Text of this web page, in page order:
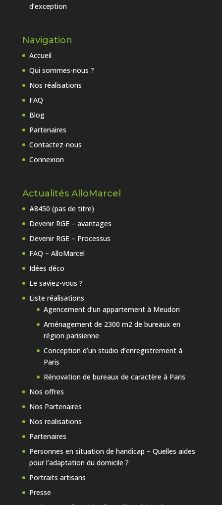
d’exception
Navigation
Accueil
Qui sommes-nous ?
Nos réalisations
FAQ
Blog
Partenaires
Contactez-nous
Connexion
Actualités AlloMarcel
#8450 (pas de titre)
Devenir RGE – avantages
Devenir RGE – Processus
FAQ – AlloMarcel
Idées déco
Le saviez-vous ?
Liste réalisations
Agencement d’un appartement à Meudon
Aménagement de 2300 m2 de bureaux en
région parisienne
Conception d’un studio d’enregistrement à
Paris
Rénovation de bureaux de caractère à Paris
Nos offres
Nos Partenaires
Nos realisations
Partenaires
Personnes en situation de handicap – Quelles aides
pour l’adaptation du domicile ?
Portraits artisans
Presse